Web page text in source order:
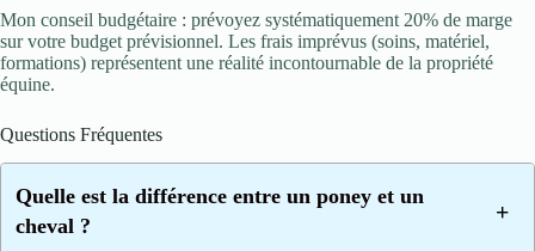
Mon conseil budgétaire : prévoyez systématiquement 20% de marge
sur votre budget prévisionnel. Les frais imprévus (soins, matériel,
formations) représentent une réalité incontournable de la propriété
équine.
Questions Fréquentes
Quelle est la différence entre un poney et un
cheval ?